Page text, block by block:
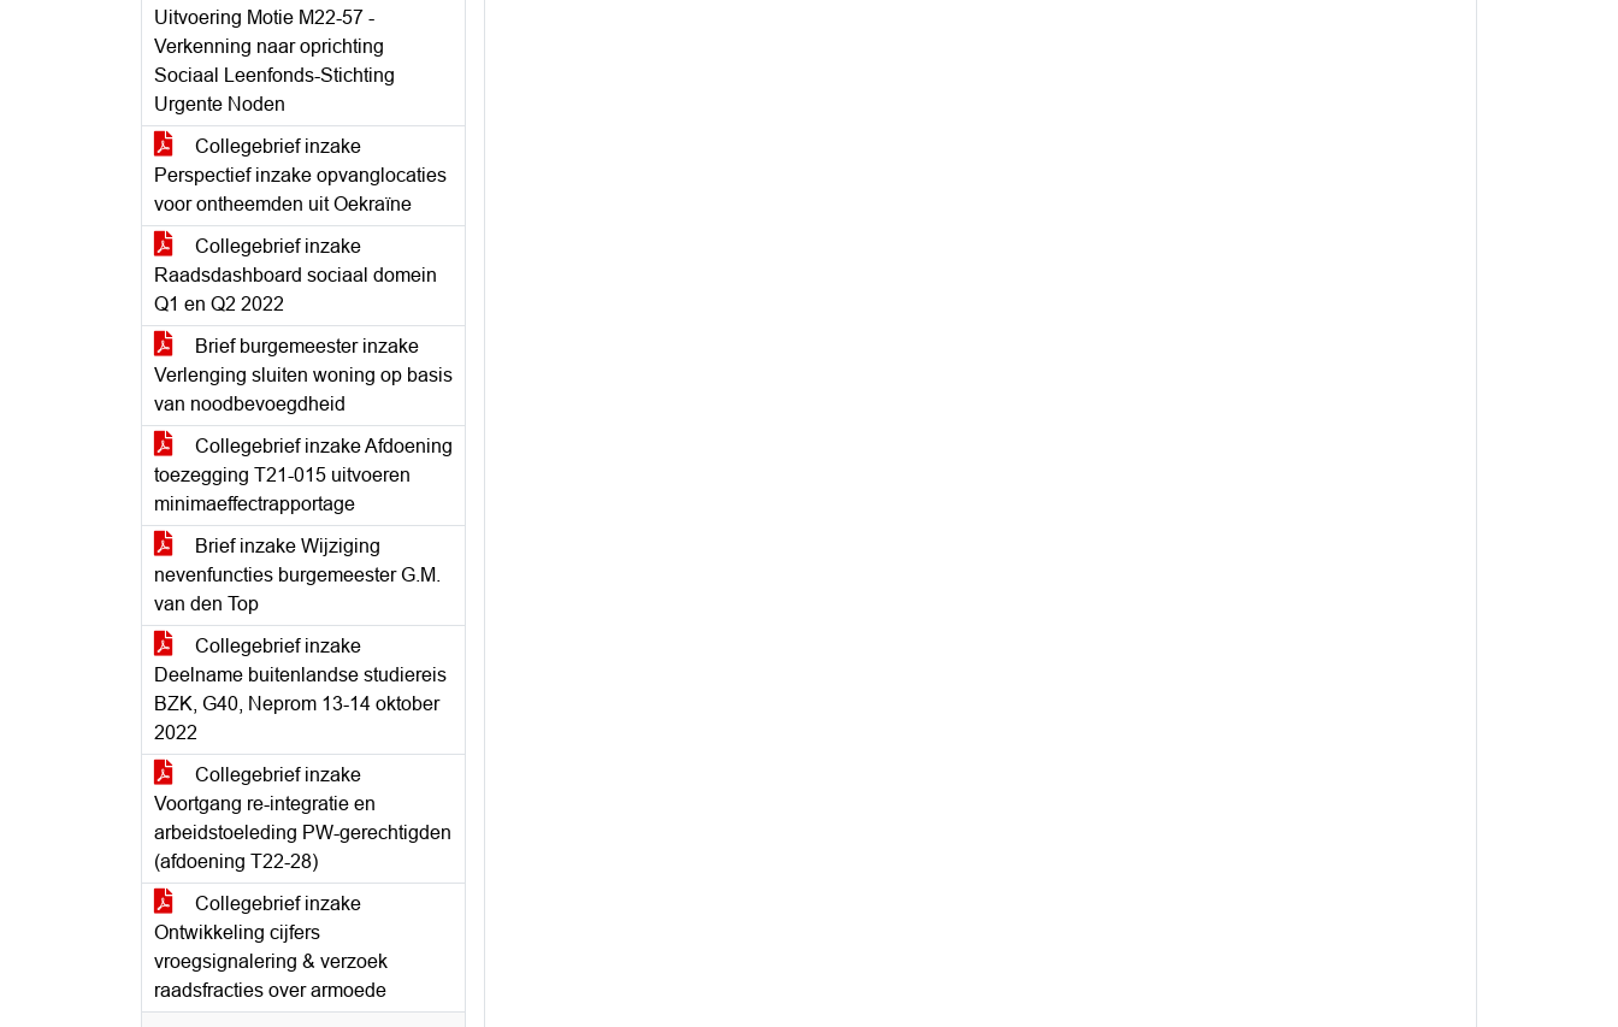
Uitvoering Motie M22-57 -
Verkenning naar oprichting
Sociaal Leenfonds-Stichting
Urgente Noden
Collegebrief inzake
Perspectief inzake opvanglocaties
voor ontheemden uit Oekraïne
Collegebrief inzake
Raadsdashboard sociaal domein
Q1 en Q2 2022
Brief burgemeester inzake
Verlenging sluiten woning op basis
van noodbevoegdheid
Collegebrief inzake Afdoening
toezegging T21-015 uitvoeren
minimaeffectrapportage
Brief inzake Wijziging
nevenfuncties burgemeester G.M.
van den Top
Collegebrief inzake
Deelname buitenlandse studiereis
BZK, G40, Neprom 13-14 oktober
2022
Collegebrief inzake
Voortgang re-integratie en
arbeidstoeleding PW-gerechtigden
(afdoening T22-28)
Collegebrief inzake
Ontwikkeling cijfers
vroegsignalering & verzoek
raadsfracties over armoede